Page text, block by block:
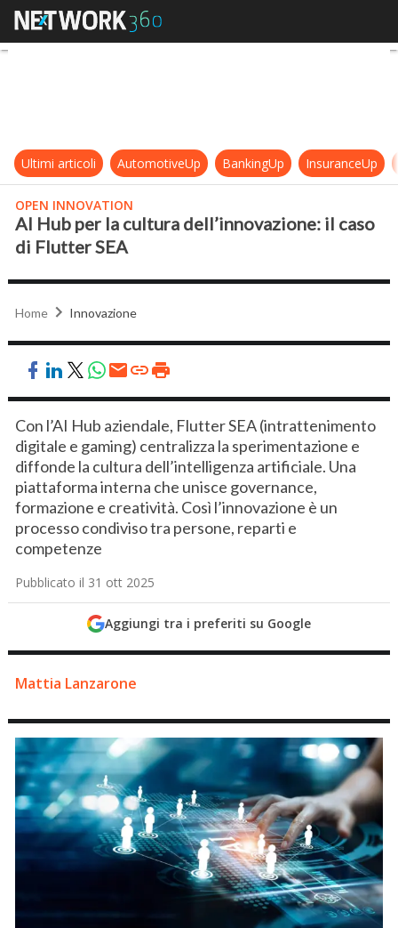
AI Hub per la cultura
Ultimi articoli AutomotiveUp BankingUp InsuranceUp
OPEN INNOVATION
AI Hub per la cultura dell’innovazione: il caso
di Flutter SEA
Home Innovazione
Con l’AI Hub aziendale, Flutter SEA (intrattenimento
digitale e gaming) centralizza la sperimentazione e
diffonde la cultura dell’intelligenza artificiale. Una
piattaforma interna che unisce governance,
formazione e creatività. Così l’innovazione è un
processo condiviso tra persone, reparti e
competenze
Pubblicato il 31 ott 2025
Aggiungi tra i preferiti su Google
Mattia Lanzarone